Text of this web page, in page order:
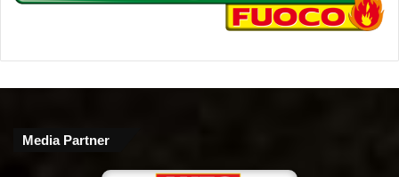
Media Partner